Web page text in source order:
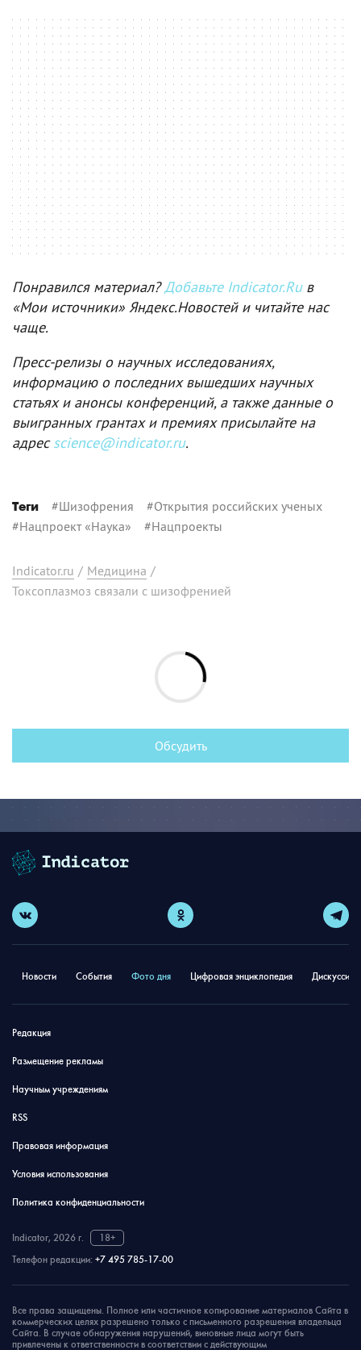
Понравился материал?Добавьте Indicator.Ruв
«Мои источники» Яндекс.Новостей и читайте нас
чаще.
Пресс-релизы о научных исследованиях,
информацию о последних вышедших научных
статьях и анонсы конференций, а также данные о
выигранных грантах и премиях присылайте на
адресscience@indicator.ru.
Теги #Шизофрения #Открытия российских ученых
#Нацпроект «Наука» #Нацпроекты
Indicator.ru / Медицина /
Токсоплазмоз связали с шизофренией
Обсудить
Новости События Фото дня Цифровая энциклопедия
Редакция
Размещение рекламы
Научным учреждениям
RSS
Правовая информация
Условия использования
Политика конфиденциальности
Indicator, 2026 г.
18+
Телефон редакции: +7 495 785-17-00
Все права защищены. Полное или частичное копирование материалов Сайта в
коммерческих целях разрешено только с письменного разрешения владельца
Сайта. В случае обнаружения нарушений, виновные лица могут быть
привлечены к ответственности в соответствии с действующим